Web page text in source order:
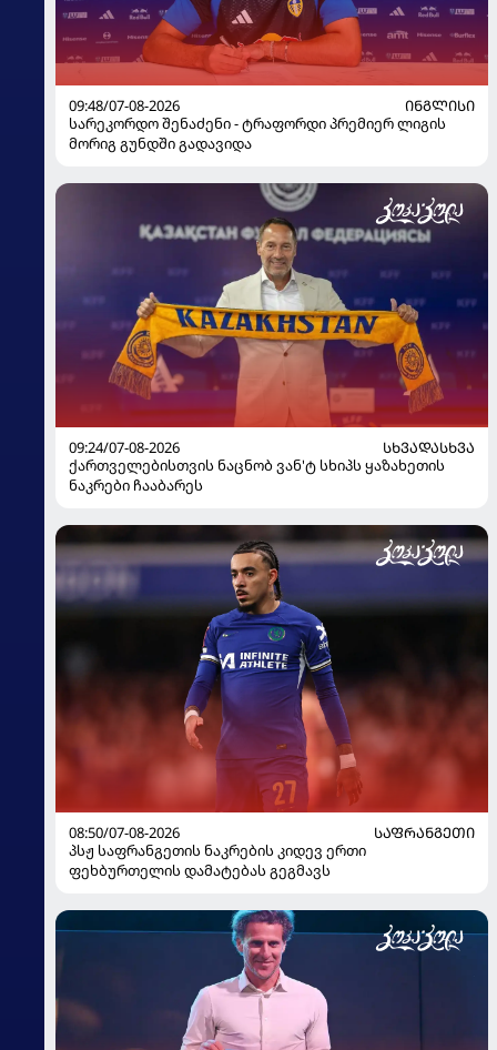
09:48/07-08-2026
ᲘᲜᲒᲚᲘᲡᲘ
სარეკორდო შენაძენი - ტრაფორდი პრემიერ ლიგის
მორიგ გუნდში გადავიდა
09:24/07-08-2026
ᲡᲮᲕᲐᲓᲐᲡᲮᲕᲐ
ქართველებისთვის ნაცნობ ვან'ტ სხიპს ყაზახეთის
ნაკრები ჩააბარეს
08:50/07-08-2026
ᲡᲐᲤᲠᲐᲜᲒᲔᲗᲘ
პსჟ საფრანგეთის ნაკრების კიდევ ერთი
ფეხბურთელის დამატებას გეგმავს